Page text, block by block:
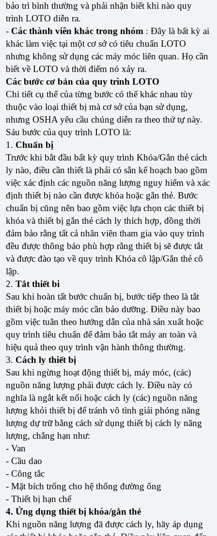
bảo trì bình thường và phải nhận biết khi nào quy
trình LOTO diễn ra.
- Các thành viên khác trong nhóm : Đây là bất kỳ ai
khác làm việc tại một cơ sở có tiêu chuẩn LOTO
nhưng không sử dụng các máy móc liên quan. Họ cần
biết về LOTO và thời điểm nó xảy ra.
Các bước cơ bản của quy trình LOTO
Chi tiết cụ thể của từng bước có thể khác nhau tùy
thuộc vào loại thiết bị mà cơ sở của bạn sử dụng,
nhưng OSHA yêu cầu chúng diễn ra theo thứ tự này.
Sáu bước của quy trình LOTO là:
1. Chuẩn bị
Trước khi bắt đầu bất kỳ quy trình Khóa/Gắn thẻ cách
ly nào, điều cần thiết là phải có sẵn kế hoạch bao gồm
việc xác định các nguồn năng lượng nguy hiểm và xác
định thiết bị nào cần được khóa hoặc gắn thẻ. Bước
chuẩn bị cũng nên bao gồm việc lựa chọn các thiết bị
khóa và thiết bị gắn thẻ cách ly thích hợp, đồng thời
đảm bảo rằng tất cả nhân viên tham gia vào quy trình
đều được thông báo phù hợp rằng thiết bị sẽ được tắt
và được đào tạo về quy trình Khóa cô lập/Gắn thẻ cô
lập.
2. Tắt thiết bi
Sau khi hoàn tất bước chuẩn bị, bước tiếp theo là tắt
thiết bị hoặc máy móc cần bảo dưỡng. Điều này bao
gồm việc tuân theo hướng dẫn của nhà sản xuất hoặc
quy trình tiêu chuẩn để đảm bảo tắt máy an toàn và
hiệu quả theo quy trình vận hành thông thường.
3. Cách ly thiết bị
Sau khi ngừng hoạt động thiết bị, máy móc, (các)
nguồn năng lượng phải được cách ly. Điều này có
nghĩa là ngắt kết nối hoặc cách ly (các) nguồn năng
lượng khỏi thiết bị để tránh vô tình giải phóng năng
lượng dự trữ bằng cách sử dụng thiết bị cách ly năng
lượng, chẳng hạn như:
- Van
- Cầu dao
- Công tắc
- Mặt bích trống cho hệ thống đường ống
- Thiết bị hạn chế
4. Ứng dụng thiết bị khóa/gắn thẻ
Khi nguồn năng lượng đã được cách ly, hãy áp dụng